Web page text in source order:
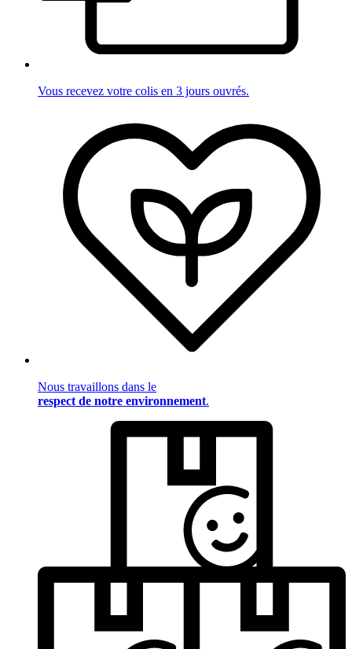
Vous recevez votre colis en 3 jours ouvrés.
Nous travaillons dans le
respect de notre environnement.